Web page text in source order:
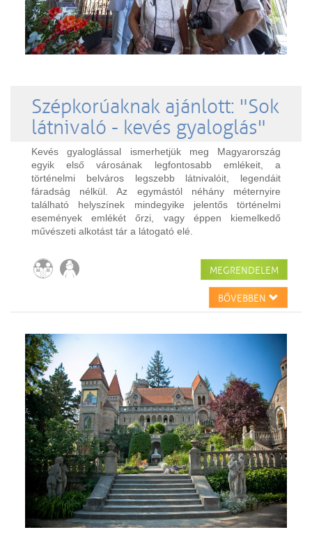
Szépkorúaknak ajánlott: "Sok
látnivaló - kevés gyaloglás"
Kevés gyaloglással ismerhetjük meg Magyarország
egyik első városának legfontosabb emlékeit, a
történelmi belváros legszebb látnivalóit, legendáit
fáradság nélkül. Az egymástól néhány méternyire
található helyszínek mindegyike jelentős történelmi
események emlékét őrzi, vagy éppen kiemelkedő
művészeti alkotást tár a látogató elé.
MEGRENDELEM
BŐVEBBEN